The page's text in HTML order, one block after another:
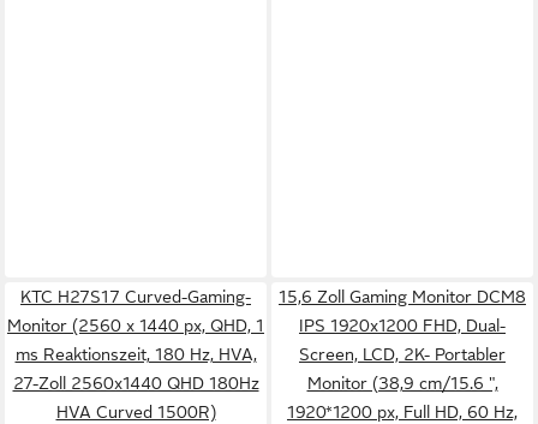
KTC H27S17 Curved-Gaming-
Monitor (2560 x 1440 px, QHD, 1
ms Reaktionszeit, 180 Hz, HVA,
27-Zoll 2560x1440 QHD 180Hz
HVA Curved 1500R)
15,6 Zoll Gaming Monitor DCM8
IPS 1920x1200 FHD, Dual-
Screen, LCD, 2K- Portabler
Monitor (38,9 cm/15.6 ",
1920*1200 px, Full HD, 60 Hz,